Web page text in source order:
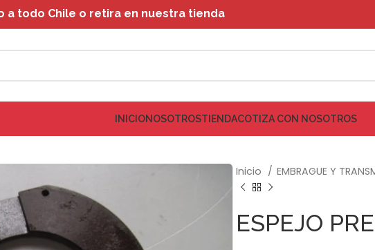
a todo Chile o retira en nuestra tienda
INICIONOSOTROSTIENDACOTIZA CON NOSOTROS
Inicio EMBRAGUE Y
ESPEJO